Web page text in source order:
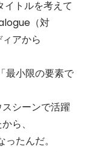
イトルを考えて
（対
アから
最小限の要素で
シーンで活躍
ら、
たんだ。